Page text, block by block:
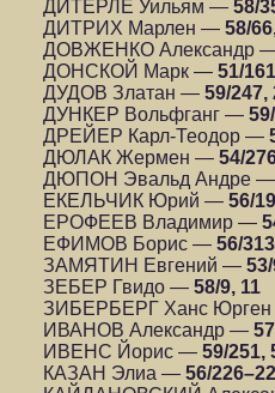
ДИТЕРЛЕ Уильям — 58/
ДИТРИХ Марлен — 58/
ДОВЖЕНКО Александр
ДОНСКОЙ Марк — 51/
ДУДОВ Златан — 59/247,
ДУНКЕР Вольфганг —
ДРЕЙЕР Карл-Теодор —
ДЮЛАК Жермен — 54/
ДЮПОН Эвальд Андре —
ЕКЕЛЬЧИК Юрий — 56/
ЕРОФЕЕВ Владимир —
ЕФИМОВ Борис — 56/
ЗАМЯТИН Евгений —
ЗЕБЕР Гвидо — 58/9, 11
ЗИБЕРБЕРГ Ханс
ИВАНОВ Александр —
ИВЕНС Йорис — 59/251,
КАЗАН Элиа — 56/